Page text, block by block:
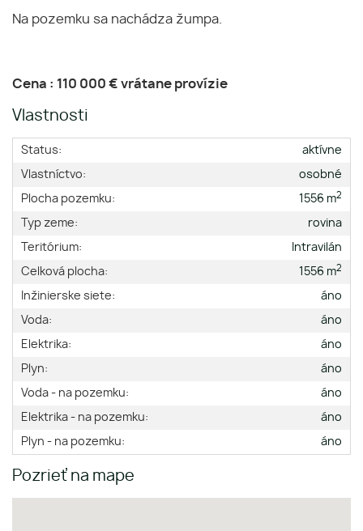
Na pozemku sa nachádza žumpa.
Cena : 110 000 € vrátane provízie
Vlastnosti
Status:
aktívne
Vlastníctvo:
osobné
Plocha pozemku:
1556 m2
Typ zeme:
rovina
Teritórium:
Intravilán
Celková plocha:
1556 m2
Inžinierske siete:
áno
Voda:
áno
Elektrika:
áno
Plyn:
áno
Voda - na pozemku:
áno
Elektrika - na pozemku:
áno
Plyn - na pozemku:
áno
Pozrieť na mape